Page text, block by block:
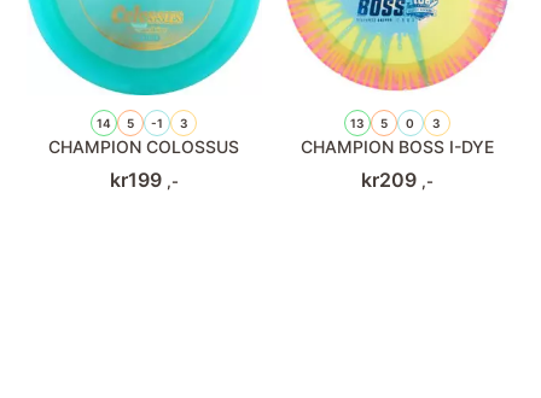
14 5 -1 3
CHAMPION COLOSSUS
kr199 ,-
13 5 0 3
CHAMPION BOSS I-DYE
kr209 ,-